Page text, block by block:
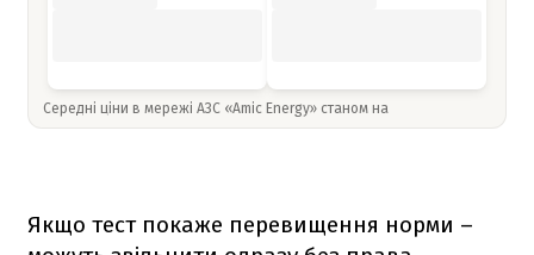
Середні ціни в мережі АЗС «Amic Energy» станом на
Якщо тест покаже перевищення норми –